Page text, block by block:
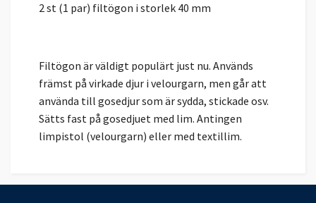
2 st (1 par) filtögon i storlek 40 mm
Filtögon är väldigt populärt just nu. Används
främst på virkade djur i velourgarn, men går att
använda till gosedjur som är sydda, stickade osv.
Sätts fast på gosedjuet med lim. Antingen
limpistol (velourgarn) eller med textillim.